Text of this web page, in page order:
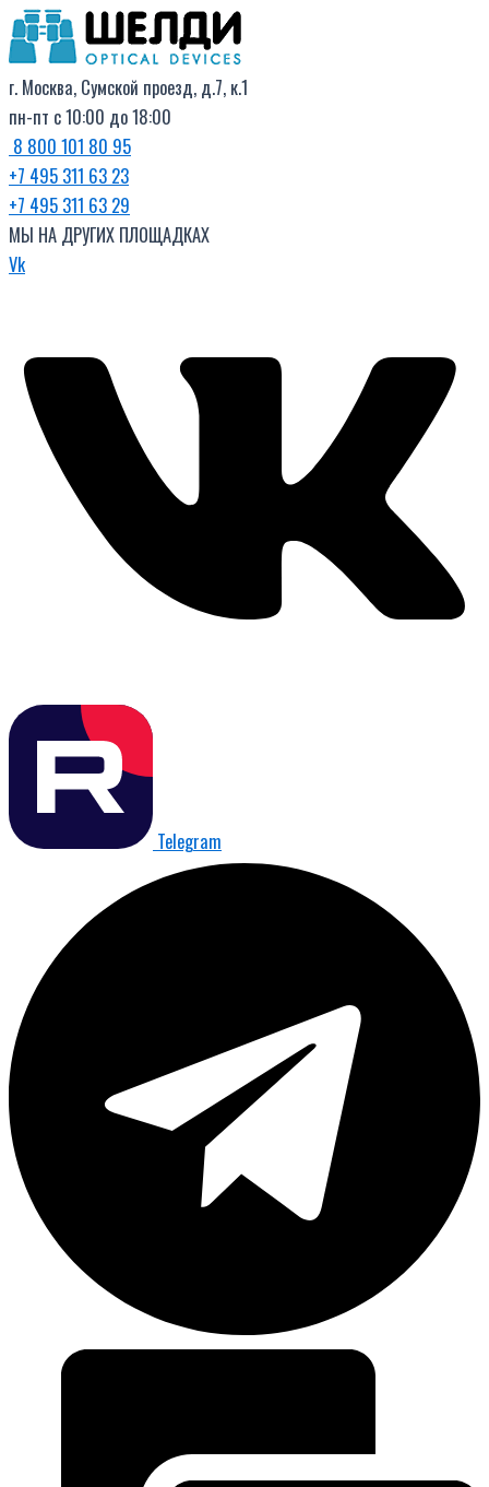
Перейти
к
содержимому
г. Москва, Сумской проезд, д.7, к.1
пн-пт с 10:00 до 18:00
8 800 101 80 95
+7 495 311 63 23
+7 495 311 63 29
МЫ НА ДРУГИХ ПЛОЩАДКАХ
Vk
Telegram
Поиск
товаров